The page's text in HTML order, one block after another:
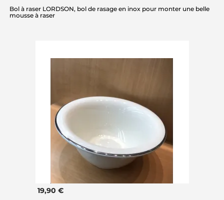
Bol à raser LORDSON, bol de rasage en inox pour monter une belle
mousse à raser
19,90 €